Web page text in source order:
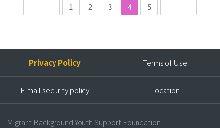
1 2 3 4 5
Privacy Policy Terms of Use
E-mail security policy Location
Migrant Background Youth Support Foundation